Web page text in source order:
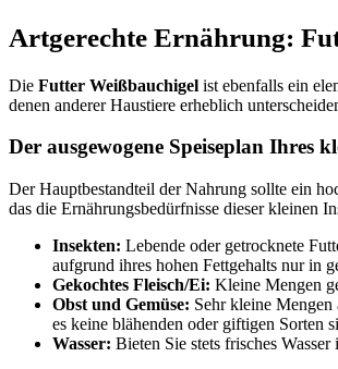
Artgerechte Ernährung:
Die Futter Weißbauchigel ist ebenfalls ein
denen anderer Haustiere erheblich
Der ausgewogene Speiseplan Ihres
Der Hauptbestandteil der Nahrung sollte ein
das die Ernährungsbedürfnisse dieser kleinen
Insekten: Lebende oder getrocknete
aufgrund ihres hohen Fettgehalts nur in
Gekochtes Fleisch/Ei: Kleine Mengen
Obst und Gemüse: Sehr kleine
es keine blähenden oder giftigen Sorten
Wasser: Bieten Sie stets frisches